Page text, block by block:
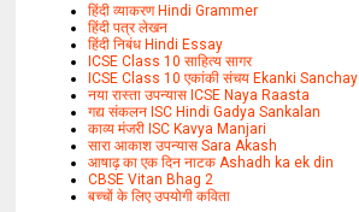
हिंदी व्याकरण Hindi Grammer
हिंदी पत्र लेखन
हिंदी निबंध Hindi Essay
ICSE Class 10 साहित्य सागर
ICSE Class 10 एकांकी संचय Ekanki Sanchay
नया रास्ता उपन्यास ICSE Naya Raasta
गद्य संकलन ISC Hindi Gadya Sankalan
काव्य मंजरी ISC Kavya Manjari
सारा आकाश उपन्यास Sara Akash
आषाढ़ का एक दिन नाटक Ashadh ka ek din
CBSE Vitan Bhag 2
बच्चों के लिए उपयोगी कविता